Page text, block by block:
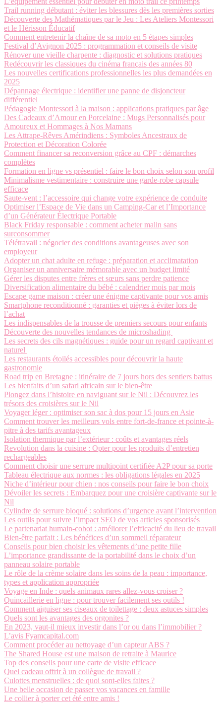
Trail running débutant : éviter les blessures dès les premières sorties
Découverte des Mathématiques par le Jeu : Les Ateliers Montessori
et le Hérisson Éducatif
Comment entretenir la chaîne de sa moto en 5 étapes simples
Festival d’Avignon 2025 : programmation et conseils de visite
Rénover une vieille charpente : diagnostic et solutions pratiques
Redécouvrir les classiques du cinéma français des années 80
Les nouvelles certifications professionnelles les plus demandées en
2025
Dépannage électrique : identifier une panne de disjoncteur
différentiel
Pédagogie Montessori à la maison : applications pratiques par âge
Des Cadeaux d’Amour en Porcelaine : Mugs Personnalisés pour
Amoureux et Hommages à Nos Mamans
Les Attrape-Rêves Amérindiens : Symboles Ancestraux de
Protection et Décoration Colorée
Comment financer sa reconversion grâce au CPF : démarches
complètes
Formation en ligne vs présentiel : faire le bon choix selon son profil
Minimalisme vestimentaire : construire une garde-robe capsule
efficace
Saute-vent : l’accessoire qui change votre expérience de conduite
Optimiser l’Espace de Vie dans un Camping-Car et l’Importance
d’un Générateur Électrique Portable
Black Friday responsable : comment acheter malin sans
surconsommer
Télétravail : négocier des conditions avantageuses avec son
employeur
Adopter un chat adulte en refuge : préparation et acclimatation
Organiser un anniversaire mémorable avec un budget limité
Gérer les disputes entre frères et sœurs sans perdre patience
Diversification alimentaire du bébé : calendrier mois par mois
Escape game maison : créer une énigme captivante pour vos amis
Smartphone reconditionné : garanties et pièges à éviter lors de
l’achat
Les indispensables de la trousse de premiers secours pour enfants
Découverte des nouvelles tendances de microshading
Les secrets des cils magnétiques : guide pour un regard captivant et
naturel
Les restaurants étoilés accessibles pour découvrir la haute
gastronomie
Road trip en Bretagne : itinéraire de 7 jours hors des sentiers battus
Les bienfaits d’un safari africain sur le bien-être
Plongez dans l’histoire en naviguant sur le Nil : Découvrez les
trésors des croisières sur le Nil
Voyager léger : optimiser son sac à dos pour 15 jours en Asie
Comment trouver les meilleurs vols entre fort-de-france et pointe-à-
pitre à des tarifs avantageux
Isolation thermique par l’extérieur : coûts et avantages réels
Revolution dans la cuisine : Opter pour les produits d’entretien
rechargeables
Comment choisir une serrure multipoint certifiée A2P pour sa porte
Tableau électrique aux normes : les obligations légales en 2025
Niche d’intérieur pour chien : nos conseils pour faire le bon choix
Dévoiler les secrets : Embarquez pour une croisière captivante sur le
Nil
Cylindre de serrure bloqué : solutions d’urgence avant l’intervention
Les outils pour suivre l’impact SEO de vos articles sponsorisés
Le partenariat humain-cobot : améliorer l’efficacité du lieu de travail
Bien-être parfait : Les bénéfices d’un sommeil réparateur
Conseils pour bien choisir les vêtements d’une petite fille
L’importance grandissante de la portabilité dans le choix d’un
panneau solaire portable
Le rôle de la crème solaire dans les soins de la peau : importance,
types et application appropriée
Voyage en Inde : quels animaux rares allez-vous croiser ?
Quincaillerie en ligne : pour trouver facilement ses outils !
Comment aiguiser ses ciseaux de toilettage : deux astuces simples
Quels sont les avantages des orgonites ?
En 2023, vaut-il mieux investir dans l’or ou dans l’immobilier ?
L’avis Fyamcapital.com
Comment procéder au nettoyage d’un capteur ABS ?
The Shared House est une maison de retraite à Maurice
Top des conseils pour une carte de visite efficace
Quel cadeau offrir à un collègue de travail ?
Culottes menstruelles : de quoi sont-elles faites ?
Une belle occasion de passer vos vacances en famille
Le collier à porter cet été entre amis !